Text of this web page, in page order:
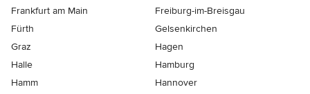
Frankfurt am Main
Freiburg-im-Breisgau
Fürth
Gelsenkirchen
Graz
Hagen
Halle
Hamburg
Hamm
Hannover